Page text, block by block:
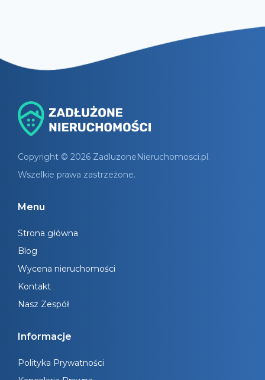
Copyright © 2026 ZadluzoneNieruchomosci.pl.
Wszelkie prawa zastrzeżone.
Menu
Strona główna
Blog
Wycena nieruchomości
Kontakt
Nasz Zespół
Informacje
Polityka Prywatności